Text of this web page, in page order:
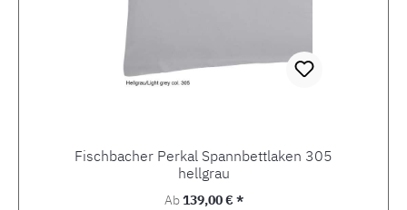
Fischbacher Perkal Spannbettlaken 305
hellgrau
Regulärer Preis:
Ab139,00 € *